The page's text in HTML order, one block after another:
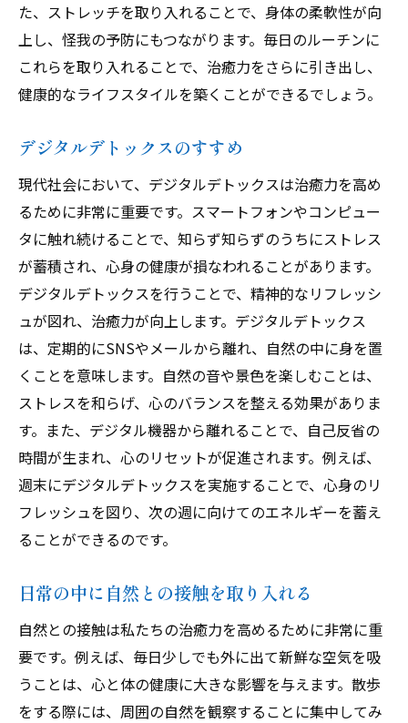
た、ストレッチを取り入れることで、身体の柔軟性が向
上し、怪我の予防にもつながります。毎日のルーチンに
これらを取り入れることで、治癒力をさらに引き出し、
健康的なライフスタイルを築くことができるでしょう。
デジタルデトックスのすすめ
現代社会において、デジタルデトックスは治癒力を高め
るために非常に重要です。スマートフォンやコンピュー
タに触れ続けることで、知らず知らずのうちにストレス
が蓄積され、心身の健康が損なわれることがあります。
デジタルデトックスを行うことで、精神的なリフレッシ
ュが図れ、治癒力が向上します。デジタルデトックス
は、定期的にSNSやメールから離れ、自然の中に身を置
くことを意味します。自然の音や景色を楽しむことは、
ストレスを和らげ、心のバランスを整える効果がありま
す。また、デジタル機器から離れることで、自己反省の
時間が生まれ、心のリセットが促進されます。例えば、
週末にデジタルデトックスを実施することで、心身のリ
フレッシュを図り、次の週に向けてのエネルギーを蓄え
ることができるのです。
日常の中に自然との接触を取り入れる
自然との接触は私たちの治癒力を高めるために非常に重
要です。例えば、毎日少しでも外に出て新鮮な空気を吸
うことは、心と体の健康に大きな影響を与えます。散歩
をする際には、周囲の自然を観察することに集中してみ